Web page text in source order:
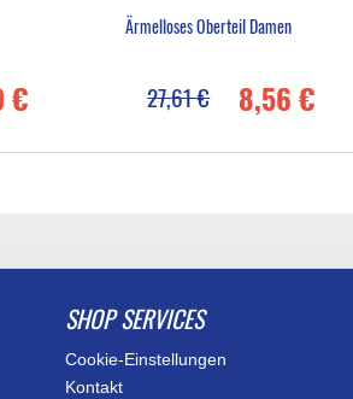
€
Ärmelloses Oberteil Damen
8,56 €
27,61 €
SHOP SERVICES
Cookie-Einstellungen
Kontakt